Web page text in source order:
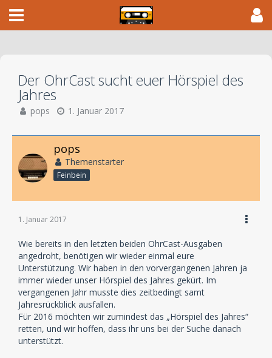
Der OhrCast sucht euer Hörspiel des
Jahres
pops 1. Januar 2017
pops
Themenstarter
Feinbein
1. Januar 2017
Wie bereits in den letzten beiden OhrCast-Ausgaben
angedroht, benötigen wir wieder einmal eure
Unterstützung. Wir haben in den vorvergangenen Jahren ja
immer wieder unser Hörspiel des Jahres gekürt. Im
vergangenen Jahr musste dies zeitbedingt samt
Jahresrückblick ausfallen.
Für 2016 möchten wir zumindest das „Hörspiel des Jahres“
retten, und wir hoffen, dass ihr uns bei der Suche danach
unterstützt.